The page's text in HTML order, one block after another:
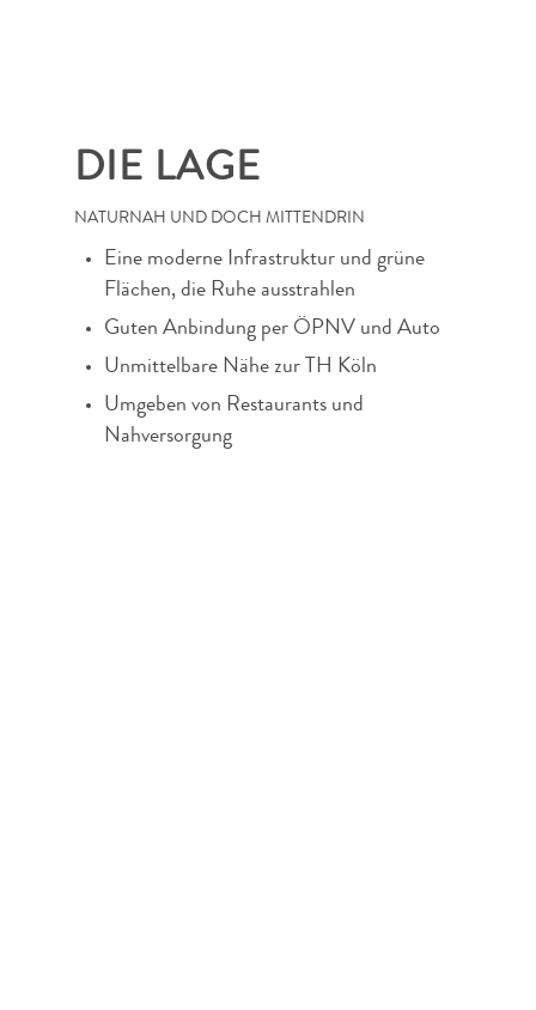
DIE LAGE
NATURNAH UND DOCH MITTENDRIN
Eine moderne Infrastruktur und grüne
Flächen, die Ruhe ausstrahlen
Guten Anbindung per ÖPNV und Auto
Unmittelbare Nähe zur TH Köln
Umgeben von Restaurants und
Nahversorgung